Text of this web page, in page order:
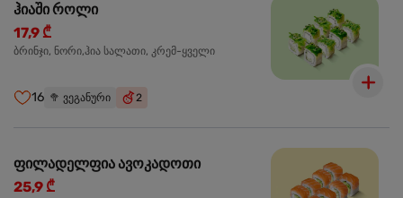
ჰიაში როლი
17,9 ₾
ბრინჯი, ნორი,ჰია სალათი, კრემ-ყველი
16 🥦 ვეგანური 2
ფილადელფია ავოკადოთი
25,9 ₾